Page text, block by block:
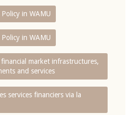
in WAMU
in WAMU
financial market infrastructures,
and services
services financiers via la